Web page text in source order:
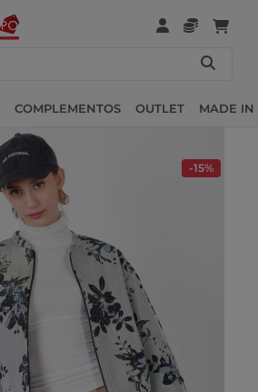
COMPLEMENTOS OUTLET MADE IN
-15%